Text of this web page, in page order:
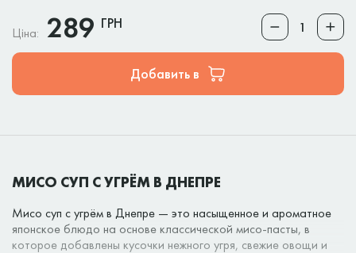
Ціна: 289 ГРН
Добавить в
МИСО СУП С УГРЁМ В ДНЕПРЕ
Мисо суп с угрём в Днепре — это насыщенное и ароматное
японское блюдо на основе классической мисо-пасты, в
которое добавлены кусочки нежного угря, свежие овощи и